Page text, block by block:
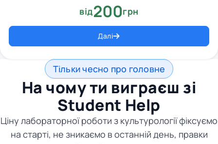
від200грн
Далі
Тільки чесно про головне
На чому ти виграєш зі
Student Help
Ціну лабораторної роботи з культурології фіксуємо
на старті, не зникаємо в останній день, правки